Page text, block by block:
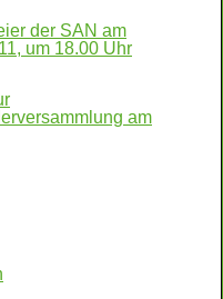
der SAN am
um 18.00 Uhr
am